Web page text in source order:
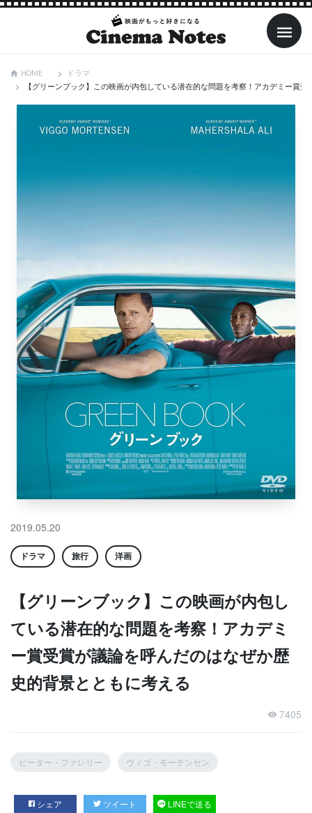
HOME
ドラマ
【グリーンブック】この映画が内包している潜在的な問題を考察！アカデミー賞
2019.05.20
ドラマ 旅行 洋画
【グリーンブック】この映画が内包し
ている潜在的な問題を考察！アカデミ
ー賞受賞が議論を呼んだのはなぜか歴
史的背景とともに考える
7405
ピーター・ファレリー ヴィゴ・モーテンセン
シェア ツイート LINEで送る